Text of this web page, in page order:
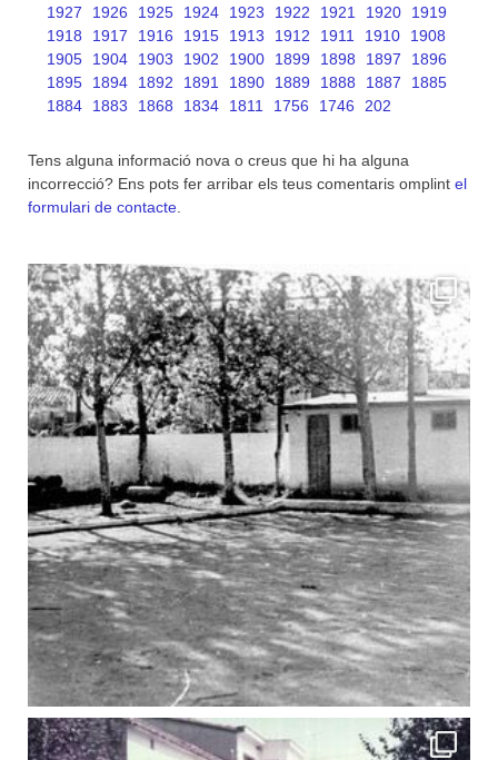
1927
1926 1925 1924 1923 1922 1921 1920
1919
1918
1917 1916 1915 1913 1912 1911 1910
1908
1905
1904 1903 1902 1900 1899 1898 1897
1896
1895
1894 1892 1891 1890 1889 1888 1887
1885
1884
1883 1868 1834 1811 1756 1746 202
Tens alguna informació nova o creus que hi ha alguna
incorrecció? Ens pots fer arribar els teus comentaris omplint el
formulari de contacte.